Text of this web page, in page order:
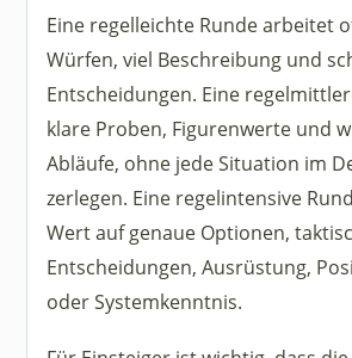
Eine regelleichte Runde arbeitet
Würfen, viel Beschreibung und
Entscheidungen. Eine
klare Proben, Figurenwerte und
Abläufe, ohne jede Situation im
zerlegen. Eine regelintensive
Wert auf genaue Optionen,
Entscheidungen, Ausrüstung,
oder Systemkenntnis.